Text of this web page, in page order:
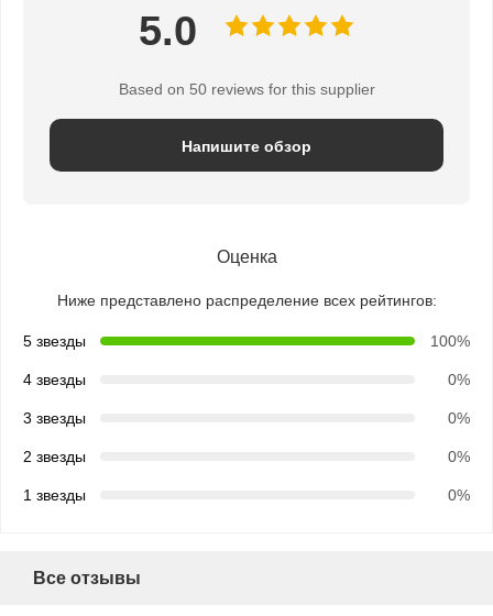
5.0
Based on 50 reviews for this supplier
Напишите обзор
Оценка
Ниже представлено распределение всех рейтингов:
5 звезды 100%
4 звезды 0%
3 звезды 0%
2 звезды 0%
1 звезды 0%
Все отзывы